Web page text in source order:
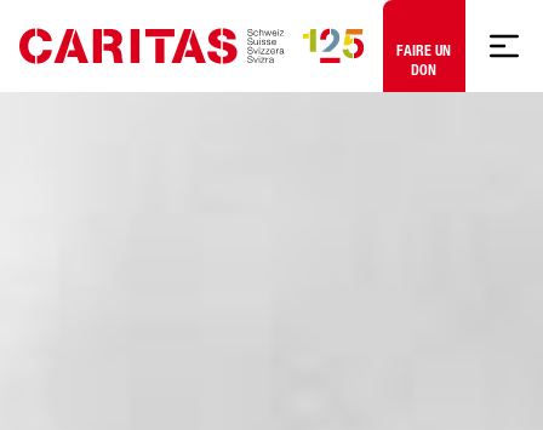
Aller au contenu
FAIRE UN
DON